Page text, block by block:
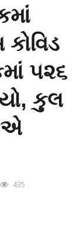
૫૨૬
કુલ
435